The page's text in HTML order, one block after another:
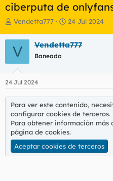
ciberputa de
I
i
c
a
d
o
d
e
l
t
e
m
a
Vendetta777
F
h
e
i
c
i
o
24 Jul 2024
V Vendetta777
Baneado
24 Jul 2024
Para ver este contenido,
configurar cookies de terceros.
Para obtener información más
página de cookies.
Aceptar cookies de terceros